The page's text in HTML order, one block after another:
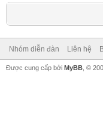
Nhóm diễn đàn Liên hệ
Được cung cấp bởi MyBB , ©